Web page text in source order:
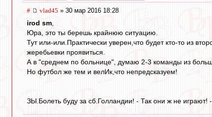
# vlad45 » 30 мар 2016 18:28
irod sm,
Юра, это ты берешь крайнюю ситуацию.
Тут или-или.Практически уверен,что будет кто-то из
жеребьевки проявиться.
А в "среднем по больнице", думаю 2-3 команды из
Но футбол же тем и велИк,что непредсказуем!
ЗЫ.Болеть буду за сб.Голландии! - Так они ж не играют!